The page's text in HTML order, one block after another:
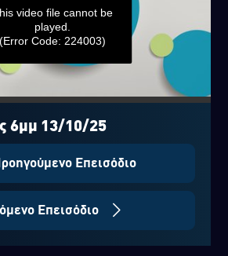
video file cannot be
played.
(Error Code: 224003)
6μμ 13/10/25
Επεισόδιο
Επεισόδιο